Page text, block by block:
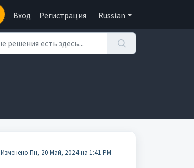
Вход Регистрация Russian
Изменено Пн, 20 Май, 2024 на 1:41 PM